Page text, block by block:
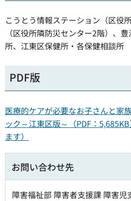
こうとう情報ステーション（区役
（区役所隣防災センター2階）、
所、江東区保健所・各保健相談所
PDF版
医療的ケアが必要なお子さんと家
ック～江東区版～（PDF：
ます）
お問い合わせ先
障害福祉部 障害者支援課 障害児